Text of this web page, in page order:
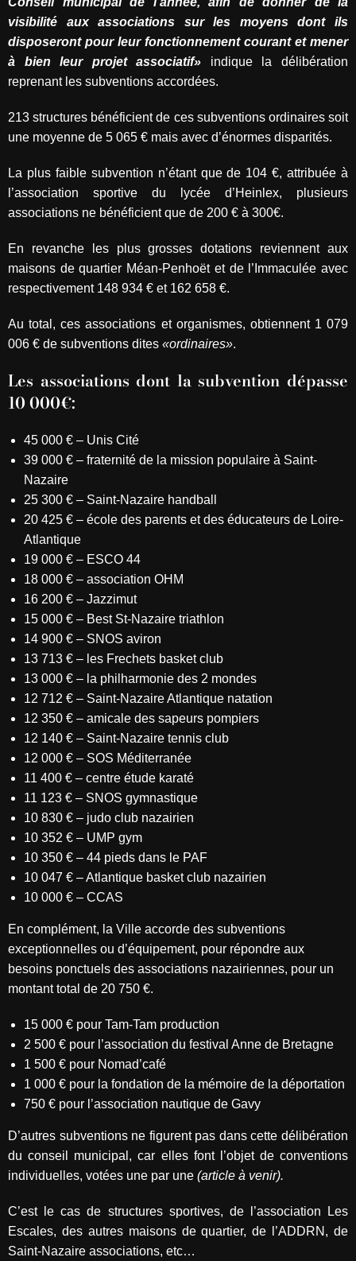
visibilité aux associations sur les moyens dont ils
disposeront pour leur fonctionnement courant et mener
à bien leur projet associatif» indique la délibération
reprenant les subventions accordées.
213 structures bénéficient de ces subventions ordinaires soit
une moyenne de 5 065 € mais avec d’énormes disparités.
La plus faible subvention n’étant que de 104 €, attribuée à
l’association sportive du lycée d’Heinlex, plusieurs
associations ne bénéficient que de 200 € à 300€.
En revanche les plus grosses dotations reviennent aux
maisons de quartier Méan-Penhoët et de l’Immaculée avec
respectivement 148 934 € et 162 658 €.
Au total, ces associations et organismes, obtiennent 1 079
006 € de subventions dites «ordinaires».
Les associations dont la subvention dépasse
10 000€:
45 000 € – Unis Cité
39 000 € – fraternité de la mission populaire à Saint-
Nazaire
25 300 € – Saint-Nazaire handball
20 425 € – école des parents et des éducateurs de Loire-
Atlantique
19 000 € – ESCO 44
18 000 € – association OHM
16 200 € – Jazzimut
15 000 € – Best St-Nazaire triathlon
14 900 € – SNOS aviron
13 713 € – les Frechets basket club
13 000 € – la philharmonie des 2 mondes
12 712 € – Saint-Nazaire Atlantique natation
12 350 € – amicale des sapeurs pompiers
12 140 € – Saint-Nazaire tennis club
12 000 € – SOS Méditerranée
11 400 € – centre étude karaté
11 123 € – SNOS gymnastique
10 830 € – judo club nazairien
10 352 € – UMP gym
10 350 € – 44 pieds dans le PAF
10 047 € – Atlantique basket club nazairien
10 000 € – CCAS
En complément, la Ville accorde des subventions
exceptionnelles ou d’équipement, pour répondre aux
besoins ponctuels des associations nazairiennes, pour un
montant total de 20 750 €.
15 000 € pour Tam-Tam production
2 500 € pour l’association du festival Anne de Bretagne
1 500 € pour Nomad’café
1 000 € pour la fondation de la mémoire de la déportation
750 € pour l’association nautique de Gavy
D’autres subventions ne figurent pas dans cette délibération
du conseil municipal, car elles font l’objet de conventions
individuelles, votées une par une (article à venir).
C’est le cas de structures sportives, de l’association Les
Escales, des autres maisons de quartier, de l’ADDRN, de
Saint-Nazaire associations, etc…